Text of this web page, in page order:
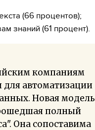
(66 процентов);
знаний (61 процент).
компаниям
для автоматизации
Новая модель
полный
Она сопоставима